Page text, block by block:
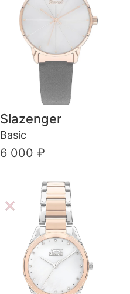
Slazenger
Basic
6 000 ₽